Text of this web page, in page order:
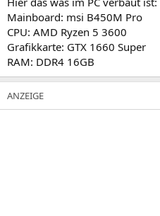
Mainboard: msi B450M Pro
CPU: AMD Ryzen 5 3600
Grafikkarte: GTX 1660 Super
RAM: DDR4 16GB